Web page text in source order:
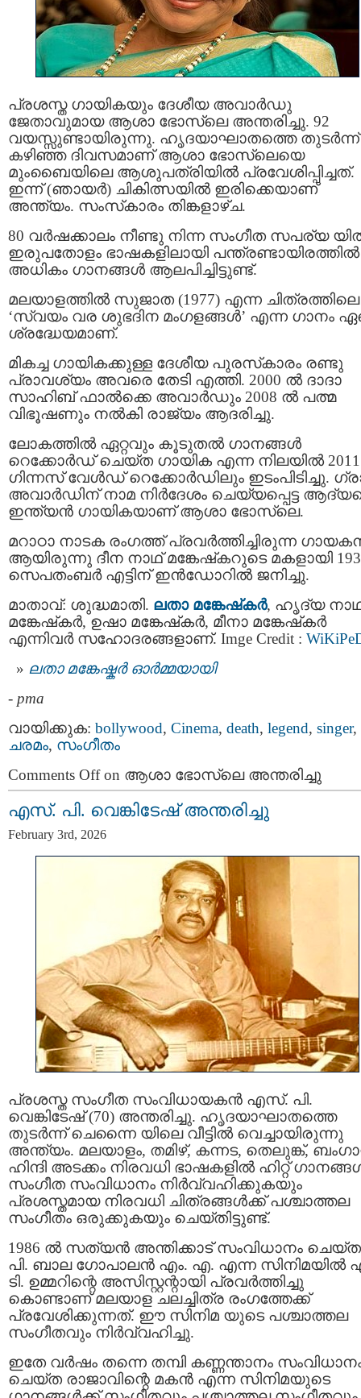
പ്രശസ്ത ഗായികയും ദേശീയ അവാർഡു
ജേതാവുമായ ആശാ ഭോസ്‌ലെ അന്തരിച്ചു. 92
വയസ്സുണ്ടായിരുന്നു. ഹൃദയാഘാതത്തെ തുടര്‍ന്ന്
കഴിഞ്ഞ ദിവസമാണ് ആശാ ഭോസ്‌ലെയെ
മുംബൈയിലെ ആശുപത്രിയില്‍ പ്രവേശിപ്പിച്ചത്.
ഇന്ന് (ഞായർ) ചികിത്സയിൽ ഇരിക്കെയാണ്
അന്ത്യം. സംസ്‌കാരം തിങ്കളാഴ്ച.
80 വർഷക്കാലം നീണ്ടു നിന്ന സംഗീത സപര്യ
ഇരുപതോളം ഭാഷകളിലായി പന്ത്രണ്ടായിരത്തിൽ
അധികം ഗാനങ്ങള്‍ ആലപിച്ചിട്ടുണ്ട്.
മലയാളത്തിൽ സുജാത (1977) എന്ന ചിത്രത്തിലെ
‘സ്വയം വര ശുഭദിന മംഗളങ്ങൾ’ എന്ന ഗാനം
ശ്രദ്ധേയമാണ്.
മികച്ച ഗായികക്കുള്ള ദേശീയ പുരസ്‌കാരം രണ്ടു
പ്രാവശ്യം അവരെ തേടി എത്തി. 2000 ല്‍ ദാദാ
സാഹിബ് ഫാല്‍ക്കെ അവാര്‍ഡും 2008 ല്‍ പത്മ
വിഭൂഷണും നല്‍കി രാജ്യം ആദരിച്ചു.
ലോകത്തിൽ ഏറ്റവും കൂടുതൽ ഗാനങ്ങൾ
റെക്കോർഡ് ചെയ്ത ഗായിക എന്ന നിലയിൽ
ഗിന്നസ് വേൾഡ് റെക്കോർഡിലും ഇടംപിടിച്ചു.
അവാര്‍ഡിന് നാമ നിര്‍ദേശം ചെയ്യപ്പെട്ട
ഇന്ത്യന്‍ ഗായികയാണ് ആശാ ഭോസ്‌ലെ.
മറാഠാ നാടക രംഗത്ത് പ്രവർത്തിച്ചിരുന്ന
ആയിരുന്നു ദീന നാഥ് മങ്കേഷ്‌കറുടെ മകളായി
സെപതംബര്‍ എട്ടിന് ഇന്‍ഡോറിൽ ജനിച്ചു.
മാതാവ്: ശുദ്ധമാതി. ലതാ മങ്കേഷ്‌കര്‍, ഹൃദ്യ
മങ്കേഷ്‌കര്‍, ഉഷാ മങ്കേഷ്‌കര്‍, മീനാ മങ്കേഷ്‌കര്‍
എന്നിവര്‍ സഹോദരങ്ങളാണ്. Imge Credit :
ലതാ മങ്കേഷ്കര്‍ ഓര്‍മ്മയായി
- pma
വായിക്കുക: bollywood, Cinema, death, legend, singer,
ചരമം, സംഗീതം
Comments Offon ആശാ ഭോസ്‌ലെ അന്തരിച്ചു
എസ്. പി. വെങ്കിടേഷ് അന്തരിച്ചു
February 3rd, 2026
പ്രശസ്ത സംഗീത സംവിധായകന്‍ എസ്. പി.
വെങ്കിടേഷ് (70) അന്തരിച്ചു. ഹൃദയാഘാതത്തെ
തുടർന്ന് ചെന്നൈ യിലെ വീട്ടിൽ വെച്ചായിരുന്നു
അന്ത്യം. മലയാളം, തമിഴ്, കന്നട, തെലുങ്ക്,
ഹിന്ദി അടക്കം നിരവധി ഭാഷകളിൽ ഹിറ്റ്
സംഗീത സംവിധാനം നിർവ്വഹിക്കുകയും
പ്രശസ്തമായ നിരവധി ചിത്രങ്ങൾക്ക്‌ പശ്ചാത്തല
സംഗീതം ഒരുക്കുകയും ചെയ്തിട്ടുണ്ട്.
1986 ൽ സത്യന്‍ അന്തിക്കാട് സംവിധാനം ചെയ്ത
പി. ബാല ഗോപാലന്‍ എം. എ. എന്ന സിനിമയില്‍
ടി. ഉമ്മറിന്റെ അസിസ്റ്റന്റായി പ്രവർത്തിച്ചു
കൊണ്ടാണ് മലയാള ചലച്ചിത്ര രംഗത്തേക്ക്
പ്രവേശിക്കുന്നത്. ഈ സിനിമ യുടെ പശ്ചാത്തല
സംഗീതവും നിർവ്വഹിച്ചു.
ഇതേ വർഷം തന്നെ തമ്പി കണ്ണന്താനം
ചെയ്ത രാജാവിന്റെ മകൻ എന്ന സിനിമയുടെ